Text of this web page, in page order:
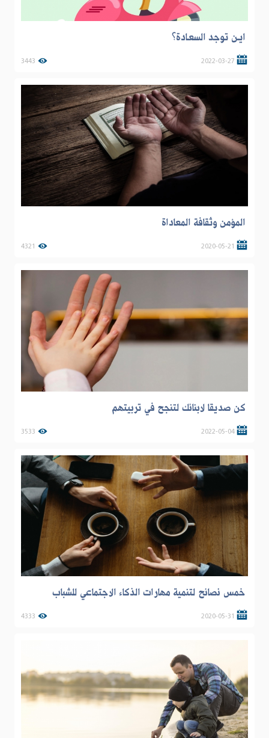
ايـن توجد السعـادة؟
2022-03-27
3443
المؤمن وثقافة المعاداة
2020-05-21
4321
كن صديقا لابنائك لتنجح في تربيتهم
2022-05-04
3533
خمس نصائح لتنمية مهارات الذكاء الاجتماعي للشباب
2020-05-31
4333